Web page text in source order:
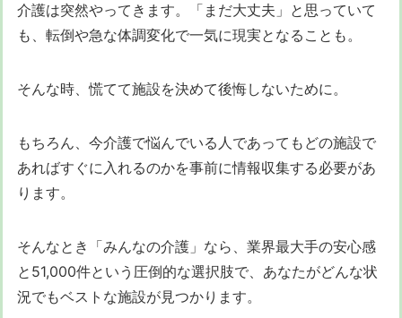
介護は突然やってきます。「まだ大丈夫」と思っていて
も、転倒や急な体調変化で一気に現実となることも。
そんな時、慌てて施設を決めて後悔しないために。
もちろん、今介護で悩んでいる人であってもどの施設で
あればすぐに入れるのかを事前に情報収集する必要があ
ります。
そんなとき「みんなの介護」なら、業界最大手の安心感
と51,000件という圧倒的な選択肢で、あなたがどんな状
況でもベストな施設が見つかります。